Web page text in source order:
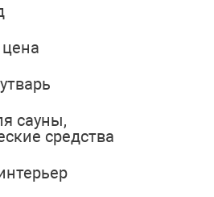
сауны,
средства